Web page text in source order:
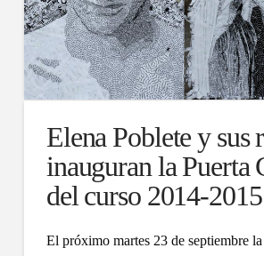
Elena Poblete y sus
inauguran la Puerta
del curso 2014-2015
El próximo martes 23 de septiembre